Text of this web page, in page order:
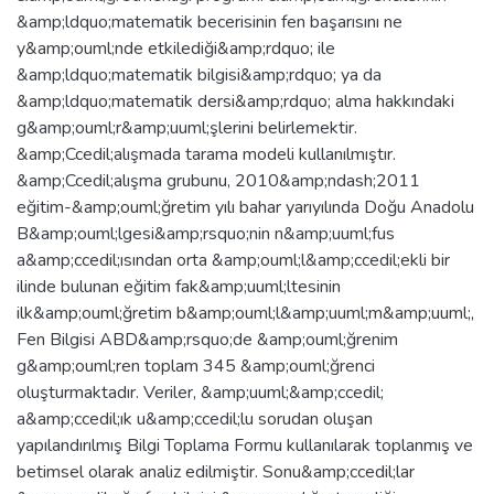
&amp;ldquo;matematik becerisinin fen başarısını ne
y&amp;ouml;nde etkilediği&amp;rdquo; ile
&amp;ldquo;matematik bilgisi&amp;rdquo; ya da
&amp;ldquo;matematik dersi&amp;rdquo; alma hakkındaki
g&amp;ouml;r&amp;uuml;şlerini belirlemektir.
&amp;Ccedil;alışmada tarama modeli kullanılmıştır.
&amp;Ccedil;alışma grubunu, 2010&amp;ndash;2011
eğitim-&amp;ouml;ğretim yılı bahar yarıyılında Doğu Anadolu
B&amp;ouml;lgesi&amp;rsquo;nin n&amp;uuml;fus
a&amp;ccedil;ısından orta &amp;ouml;l&amp;ccedil;ekli bir
ilinde bulunan eğitim fak&amp;uuml;ltesinin
ilk&amp;ouml;ğretim b&amp;ouml;l&amp;uuml;m&amp;uuml;,
Fen Bilgisi ABD&amp;rsquo;de &amp;ouml;ğrenim
g&amp;ouml;ren toplam 345 &amp;ouml;ğrenci
oluşturmaktadır. Veriler, &amp;uuml;&amp;ccedil;
a&amp;ccedil;ık u&amp;ccedil;lu sorudan oluşan
yapılandırılmış Bilgi Toplama Formu kullanılarak toplanmış ve
betimsel olarak analiz edilmiştir. Sonu&amp;ccedil;lar